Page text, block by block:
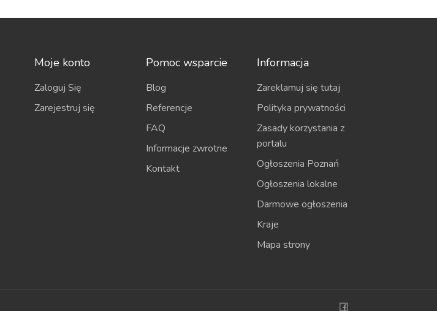
Moje konto
Zaloguj Się
Zarejestruj się
Pomoc wsparcie
Blog
Referencje
FAQ
Informacje zwrotne
Kontakt
Informacja
Zareklamuj się tutaj
Polityka prywatności
Zasady korzystania z
portalu
Ogłoszenia Poznań
Ogłoszenia lokalne
Darmowe ogłoszenia
Kraje
Mapa strony